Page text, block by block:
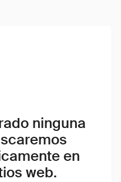
ninguna
en
web.